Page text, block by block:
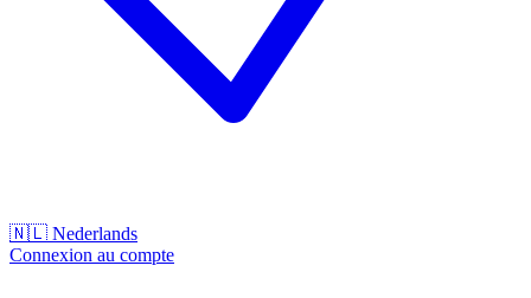
🇳🇱 Nederlands
Connexion au compte